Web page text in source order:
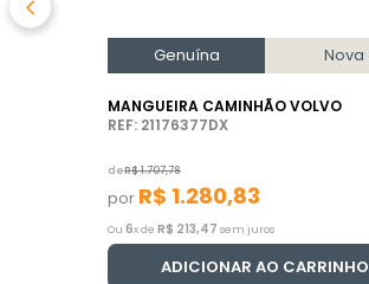
Genuína Nova
MANGUEIRA CAMINHÃO VOLVO
REF: 21176377DX
deR$1.707,78
por R$ 1.280,83
Ou 6x de R$ 213,47 sem juros
ADICIONAR AO CARRINHO